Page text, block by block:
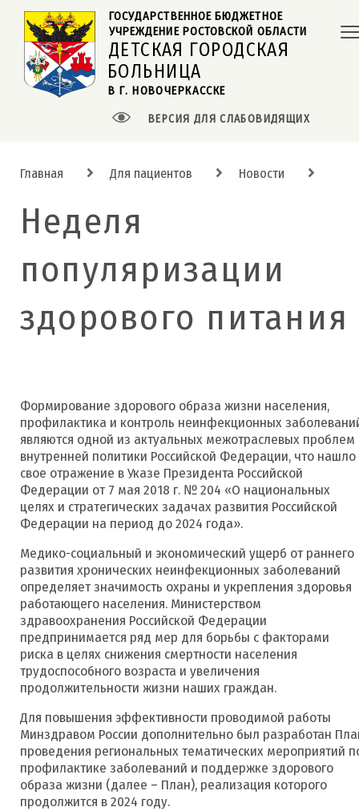
ДЕТСКАЯ ГОРОДСКАЯ
В Г. НОВОЧЕРКАССКЕ
ГОСУДАРСТВЕННОЕ БЮДЖЕТНОЕ
УЧРЕЖДЕНИЕ РОСТОВСКОЙ ОБЛАСТИ
БОЛЬНИЦА
ВЕРСИЯ ДЛЯ СЛАБОВИДЯЩИХ
Главная Для пациентов Новости
Неделя
популяризации
здорового питания
Формирование здорового образа жизни населения,
профилактика и контроль неинфекционных
являются одной из актуальных межотраслевых проблем
внутренней политики Российской Федерации, что нашло
свое отражение в Указе Президента Российской
Федерации от 7 мая 2018 г. № 204 «О национальных
целях и стратегических задачах развития Российской
Федерации на период до 2024 года».
Медико-социальный и экономический ущерб от раннего
развития хронических неинфекционных заболеваний
определяет значимость охраны и укрепления здоровья
работающего населения. Министерством
здравоохранения Российской Федерации
предпринимается ряд мер для борьбы с факторами
риска в целях снижения смертности населения
трудоспособного возраста и увеличения
продолжительности жизни наших граждан.
Для повышения эффективности проводимой работы
Минздравом России дополнительно был разработан
проведения региональных тематических мероприятий
профилактике заболеваний и поддержке здорового
образа жизни (далее – План), реализация которого
продолжится в 2024 году.